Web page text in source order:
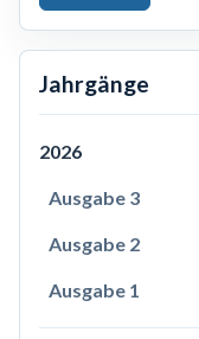
Jahrgänge
2026
Ausgabe 3
Ausgabe 2
Ausgabe 1